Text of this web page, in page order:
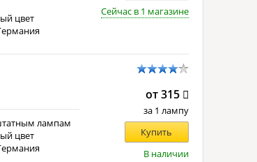
цвет
Сейчас в 1 магазине
лампам
цвет
от 315
за 1 лампу
Купить
В наличии